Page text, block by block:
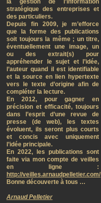
la gestion de l’information
stratégique des entreprises et
des particuliers.
Depuis fin 2009, je m’efforce
que la forme des publications
soit toujours la même ; un titre,
éventuellement une image, un
ou des extrait(s) pour
appréhender le sujet et l’idée,
l’auteur quand il est identifiable
et la source en lien hypertexte
vers le texte d’origine afin de
compléter la lecture.
En 2012, pour gagner en
précision et efficacité, toujours
dans l’esprit d’une revue de
presse (de web), les textes
évoluent, ils seront plus courts
et concis avec uniquement
l’idée principale.
En 2022, les publications sont
faite via mon compte de veilles
en ligne :
http://veilles.arnaudpelletier.com/
Bonne découverte à tous …
Arnaud Pelletier